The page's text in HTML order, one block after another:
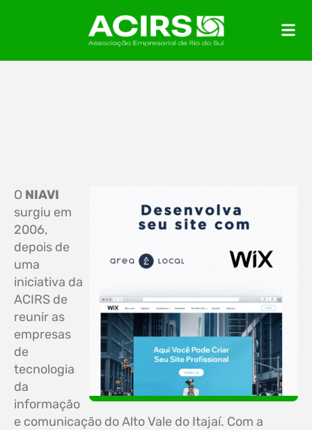
O NIAVI
surgiu em
2006,
depois de
uma
iniciativa da
ACIRS de
reunir as
empresas
de
tecnologia
da
informação
e comunicação do Alto Vale do Itajaí. Com a